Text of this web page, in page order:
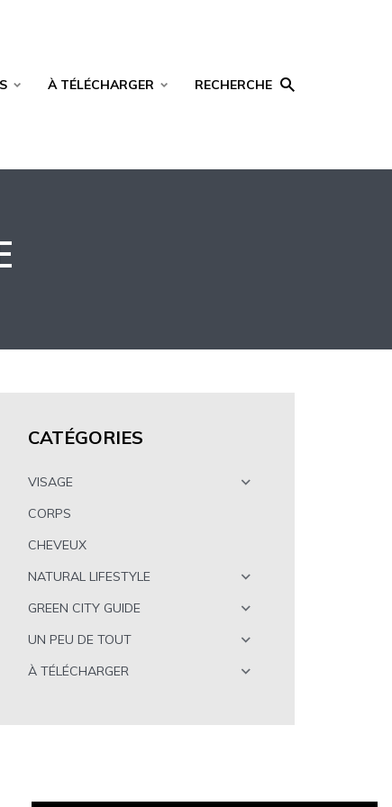
À TÉLÉCHARGER RECHERCHE
CATÉGORIES
VISAGE
CORPS
CHEVEUX
NATURAL LIFESTYLE
GREEN CITY GUIDE
UN PEU DE TOUT
À TÉLÉCHARGER